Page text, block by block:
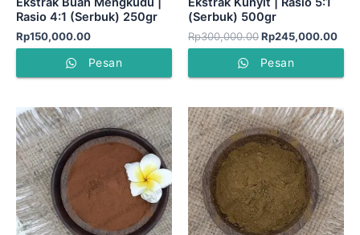
Rasio 4:1 (Serbuk) 250gr
Rp150,000.00
Pesan
(Serbuk) 500gr
Rp300,000.00Rp245,000.00
Pesan